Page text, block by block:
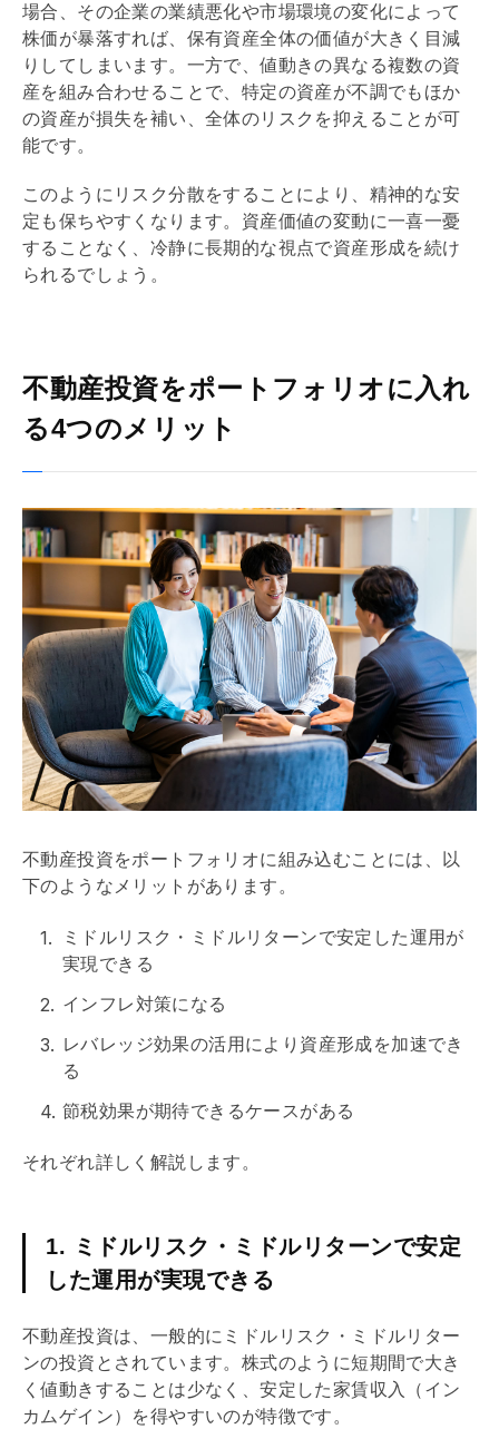
場合、その企業の業績悪化や市場環境の変化によって
株価が暴落すれば、保有資産全体の価値が大きく目減
りしてしまいます。一方で、値動きの異なる複数の資
産を組み合わせることで、特定の資産が不調でもほか
の資産が損失を補い、全体のリスクを抑えることが可
能です。
このようにリスク分散をすることにより、精神的な安
定も保ちやすくなります。資産価値の変動に一喜一憂
することなく、冷静に長期的な視点で資産形成を続け
られるでしょう。
不動産投資をポートフォリオに入れ
る4つのメリット
不動産投資をポートフォリオに組み込むことには、以
下のようなメリットがあります。
ミドルリスク・ミドルリターンで安定した運用が
実現できる
インフレ対策になる
レバレッジ効果の活用により資産形成を加速でき
る
節税効果が期待できるケースがある
それぞれ詳しく解説します。
1. ミドルリスク・ミドルリターンで安定
した運用が実現できる
不動産投資は、一般的にミドルリスク・ミドルリター
ンの投資とされています。株式のように短期間で大き
く値動きすることは少なく、安定した家賃収入（ イン
カムゲイン）を得やすいのが特徴です。